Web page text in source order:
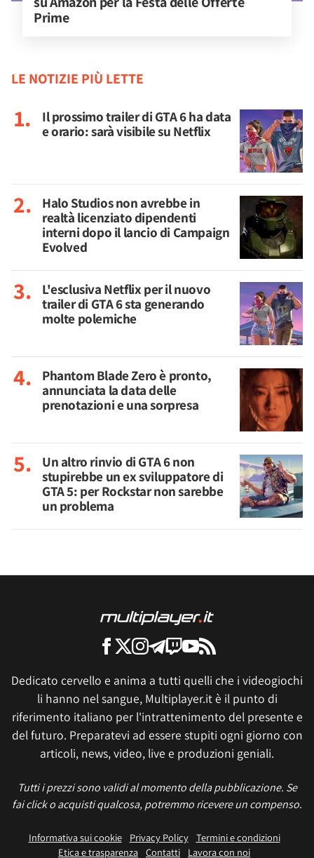
Prime
LE NOTIZIE PIÙ LETTE
Il prossimo trailer di GTA 6 ha data
e orario: sarà visibile su Netflix
Halo Studios non avrebbe in
realtà licenziato dipendenti
interni dopo il lancio di Campaign
Evolved
L'esclusiva Netflix per il nuovo
trailer di GTA 6 sta generando
molte polemiche
Phantom Blade Zero è pronto,
annunciata la data delle
prenotazioni e una sorpresa
Un altro rinvio di GTA 6 non
stupirebbe un ex sviluppatore di
GTA 5: per Rockstar non sarebbe
un problema
Dedicato cervello e anima a tutti quelli che i videogiochi
li hanno nel sangue, Multiplayer.it è il punto di
riferimento italiano per l'intrattenimento del presente e
del futuro. Preparatevi ad essere stupiti ogni giorno con
articoli, news, video, live e produzioni geniali.
Tutti i prezzi sono validi al momento della pubblicazione. Se
fai click o acquisti qualcosa, potremmo ricevere un compenso.
Informativa sui cookie Privacy Policy
Termini e condizioni
Etica e trasparenza Contatti Lavora con noi